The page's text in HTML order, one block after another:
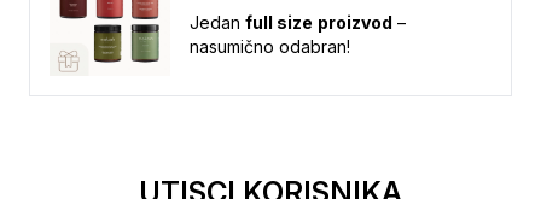
Jedan full size proizvod –
nasumično odabran!